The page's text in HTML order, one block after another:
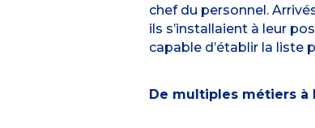
chef du personnel.
ils s’installaient à leur
capable d’établir la liste
De multiples métiers à